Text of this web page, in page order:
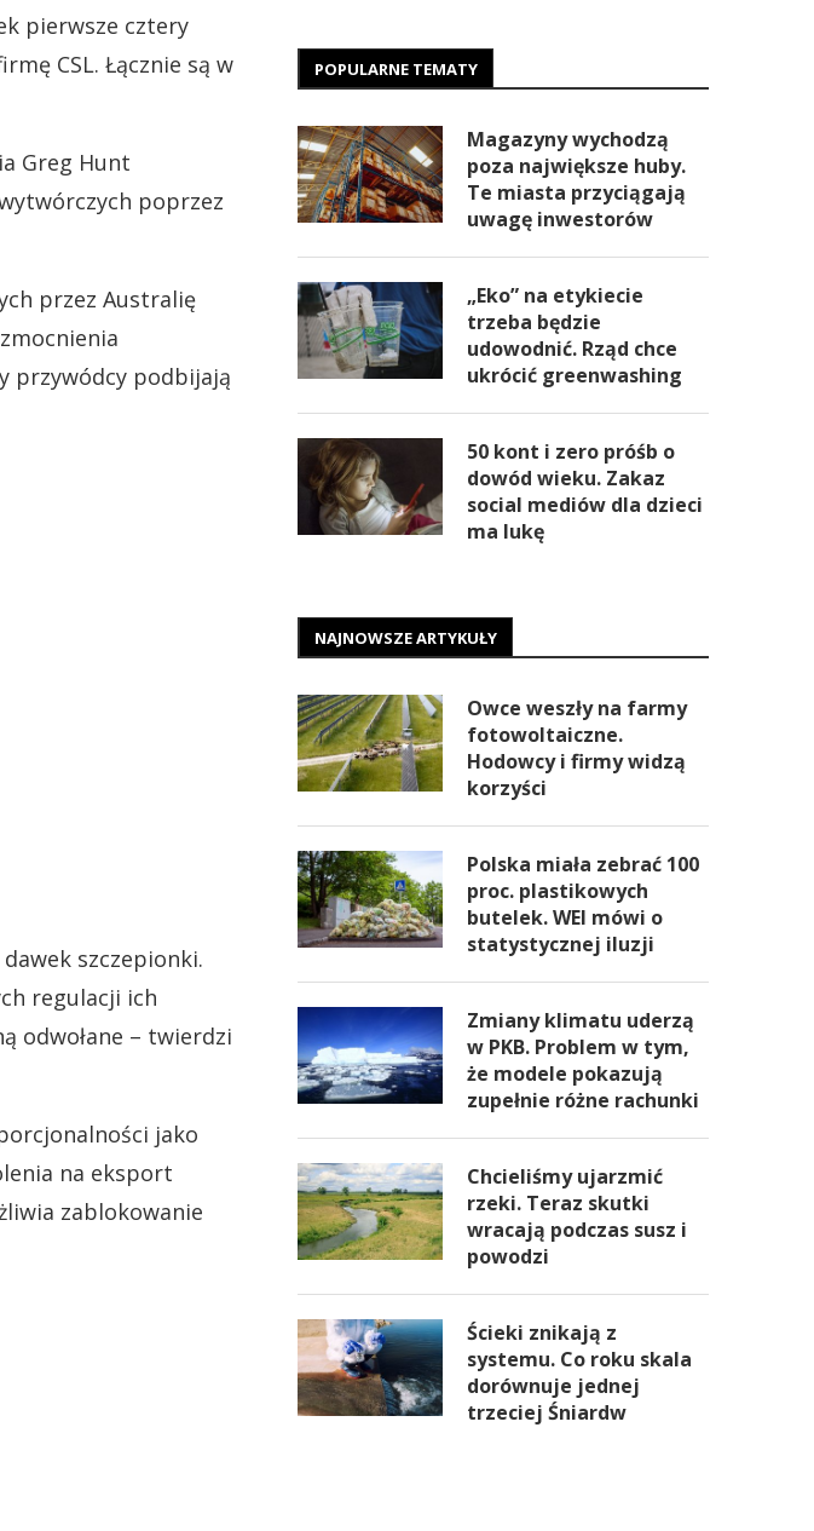
pierwsze cztery
CSL. Łącznie są w
Greg Hunt
poprzez
przez Australię
przywódcy podbijają
szczepionki.
regulacji ich
odwołane – twierdzi
jako
na eksport
zablokowanie
POPULARNE TEMATY
Magazyny wychodzą
poza największe huby.
Te miasta przyciągają
uwagę inwestorów
„Eko” na etykiecie
trzeba będzie
udowodnić. Rząd chce
ukrócić greenwashing
50 kont i zero próśb o
dowód wieku. Zakaz
social mediów dla dzieci
ma lukę
NAJNOWSZE ARTYKUŁY
Owce weszły na farmy
fotowoltaiczne.
Hodowcy i firmy widzą
korzyści
Polska miała zebrać 100
proc. plastikowych
butelek. WEI mówi o
statystycznej iluzji
Zmiany klimatu uderzą
w PKB. Problem w tym,
że modele pokazują
zupełnie różne rachunki
Chcieliśmy ujarzmić
rzeki. Teraz skutki
wracają podczas susz i
powodzi
Ścieki znikają z
systemu. Co roku skala
dorównuje jednej
trzeciej Śniardw